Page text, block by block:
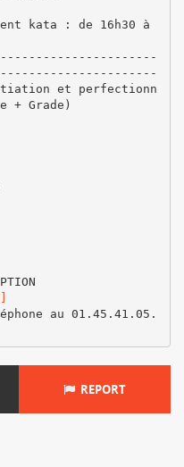
kata : de 16h30 à
et perfectionn
+ Grade)
au 01.45.41.05.
REPORT